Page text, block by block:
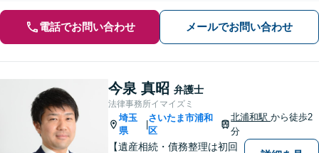
電話でお問い合わせ メールでお問い合わせ
今泉 真昭 弁護士
法律事務所イマイズミ
埼玉
県
|
さいたま市浦和
区
北浦和駅から徒歩2
分
【遺産相続・債務整理は初回